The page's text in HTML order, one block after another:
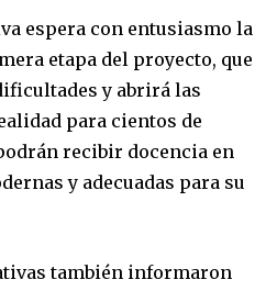
espera con entusiasmo la
etapa del proyecto, que
y abrirá las
para cientos de
recibir docencia en
y adecuadas para su
también informaron